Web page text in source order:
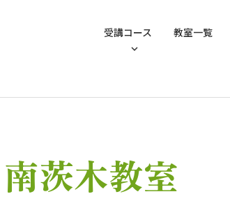
受講コース 教室一覧
南茨木教室